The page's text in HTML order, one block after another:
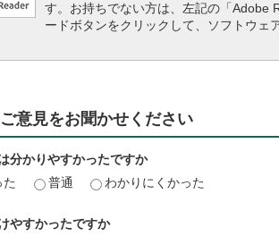
す。お持ちでない方は、左記の「Adobe
ードボタンをクリックして、ソフトウェ
意見をお聞かせください
分かりやすかったですか
普通 わかりにくかった
やすかったですか